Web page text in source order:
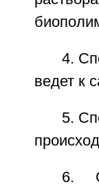
4.
ведет к
5.
6.